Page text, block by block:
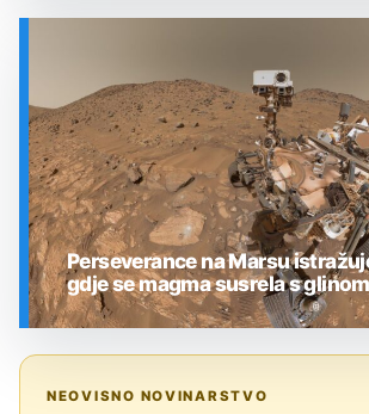
Perseverance na Marsu
gdje se magma susrela s glinom
NEOVISNO NOVINARSTVO